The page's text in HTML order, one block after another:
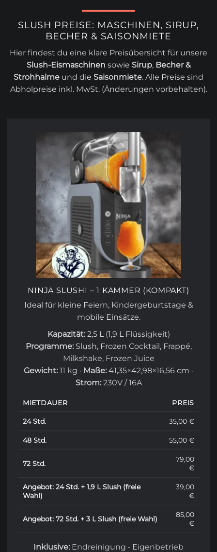
SLUSH PREISE: MASCHINEN, SIRUP,
BECHER & SAISONMIETE
Hier findest du eine klare Preisübersicht für unsere
Slush-Eismaschinen sowie Sirup, Becher &
Strohhalme und die Saisonmiete. Alle Preise sind
Abholpreise inkl. MwSt. (Änderungen vorbehalten).
NINJA SLUSHI – 1 KAMMER (KOMPAKT)
Ideal für kleine Feiern, Kindergeburtstage &
mobile Einsätze.
Kapazität:2,5 L (1,9 L Flüssigkeit)
Programme:Slush, Frozen Cocktail, Frappé,
Milkshake, Frozen Juice
Gewicht: 11 kg · Maße: 41,35×42,98×16,56 cm ·
Strom:230V / 16A
MIETDAUER PREIS
24 Std. 35,00 €
48 Std. 55,00 €
72 Std.
79,00
€
Angebot: 24 Std. + 1,9 L Slush (freie
Wahl)
39,00
€
Angebot: 72 Std. + 3 L Slush (freie Wahl)
85,00
€
Inklusive: Endreinigung • Eigenbetrieb